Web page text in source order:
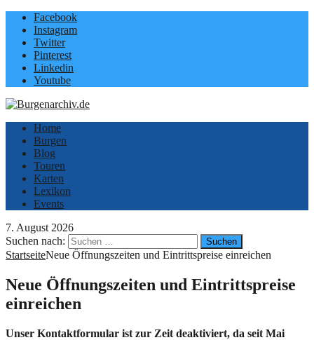
Facebook
Instagram
Twitter
Pinterest
Linkedin
Youtube
Home
Burgen
Blog
Touren
Karten
Lexikon
Events
7. August 2026
Suchen nach:
StartseiteNeue Öffnungszeiten und Eintrittspreise einreichen
Neue Öffnungszeiten und Eintrittspreise
einreichen
Unser Kontaktformular ist zur Zeit deaktiviert, da seit Mai